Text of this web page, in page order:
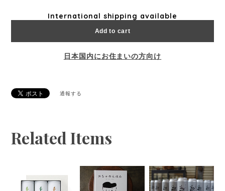
International shipping available
Add to cart
日本国内にお住まいの方向け
通報する
Related Items